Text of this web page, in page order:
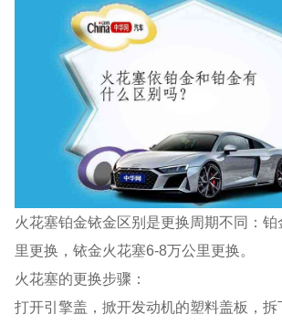
火花塞铂金铱金区别是更换周期不同：
里更换，铱金火花塞6-8万公里更换。
火花塞的更换步骤：
打开引擎盖，掀开发动机的塑料盖板，拆